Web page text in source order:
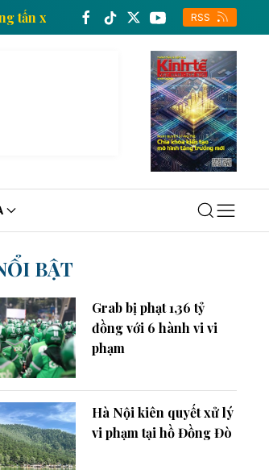
Thông tấn xã Việt Nam Trang
RSS
BẬT
Grab bị phạt 1,36 tỷ
đồng với 6 hành vi vi
phạm
Hà Nội kiên quyết xử lý
vi phạm tại hồ Đồng Đò